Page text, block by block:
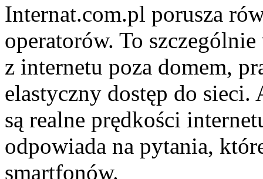
Internat.com.pl porusza
operatorów. To
z internetu poza domem,
elastyczny dostęp do
są realne prędkości
odpowiada na pytania,
smartfonów.